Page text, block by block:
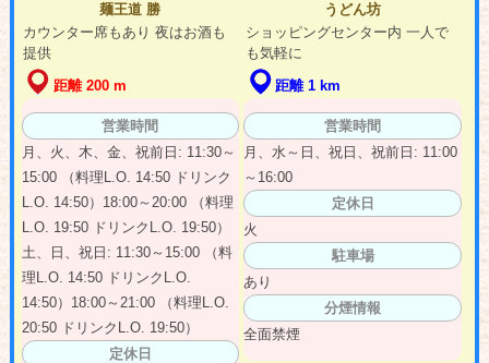
麺王道 勝
カウンター席もあり 夜はお酒も
提供
距離 200 m
営業時間
月、火、木、金、祝前日: 11:30～
15:00 （料理L.O. 14:50 ドリンク
L.O. 14:50）18:00～20:00 （料理
L.O. 19:50 ドリンクL.O. 19:50）
土、日、祝日: 11:30～15:00 （料
理L.O. 14:50 ドリンクL.O.
14:50）18:00～21:00 （料理L.O.
20:50 ドリンクL.O. 19:50）
定休日
うどん坊
ショッピングセンター内 一人で
も気軽に
距離 1 km
営業時間
月、水～日、祝日、祝前日: 11:00
～16:00
定休日
火
駐車場
あり
分煙情報
全面禁煙